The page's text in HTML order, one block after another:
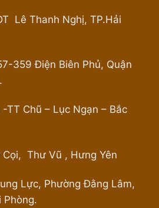
Lê Thanh Nghị, TP.Hải
359 Điện Biên Phủ, Quận
TT Chũ – Lục Ngạn – Bắc
Cọi, Thư Vũ , Hưng Yên
Lực, Phường Đằng Lâm,
Phòng.